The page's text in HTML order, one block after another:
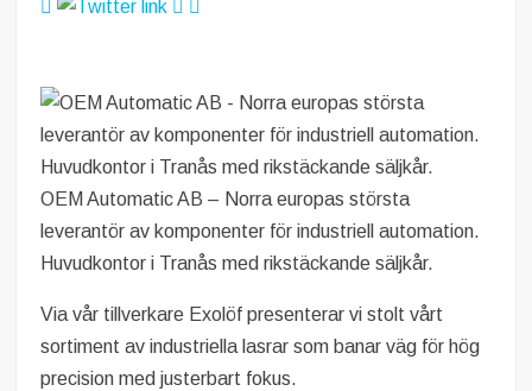
OEM Automatic AB – Norra europas största
leverantör av komponenter för industriell automation.
Huvudkontor i Tranås med rikstäckande säljkår.
Via vår tillverkare Exolöf presenterar vi stolt vårt
sortiment av industriella lasrar som banar väg för hög
precision med justerbart fokus.